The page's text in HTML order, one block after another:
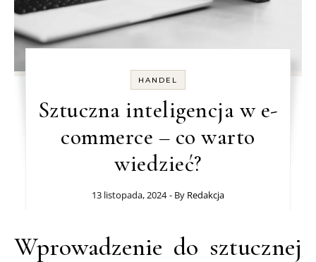
HANDEL
Sztuczna inteligencja w e-
commerce – co warto
wiedzieć?
13 listopada, 2024 - By Redakcja
Wprowadzenie do sztucznej